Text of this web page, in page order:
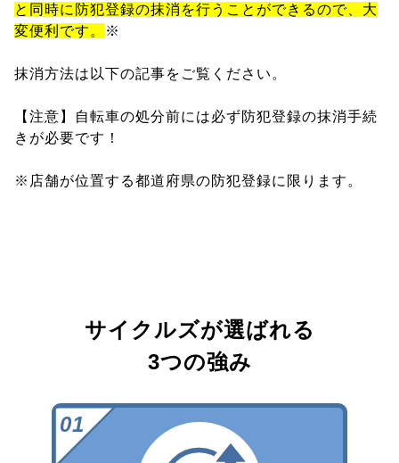
と同時に防犯登録の抹消を行うことができるので、大
変便利です。
※
抹消方法は以下の記事をご覧ください。
【注意】自転車の処分前には必ず防犯登録の抹消手続
きが必要です！
※店舗が位置する都道府県の防犯登録に限ります。
サイクルズが選ばれる
3つの強み